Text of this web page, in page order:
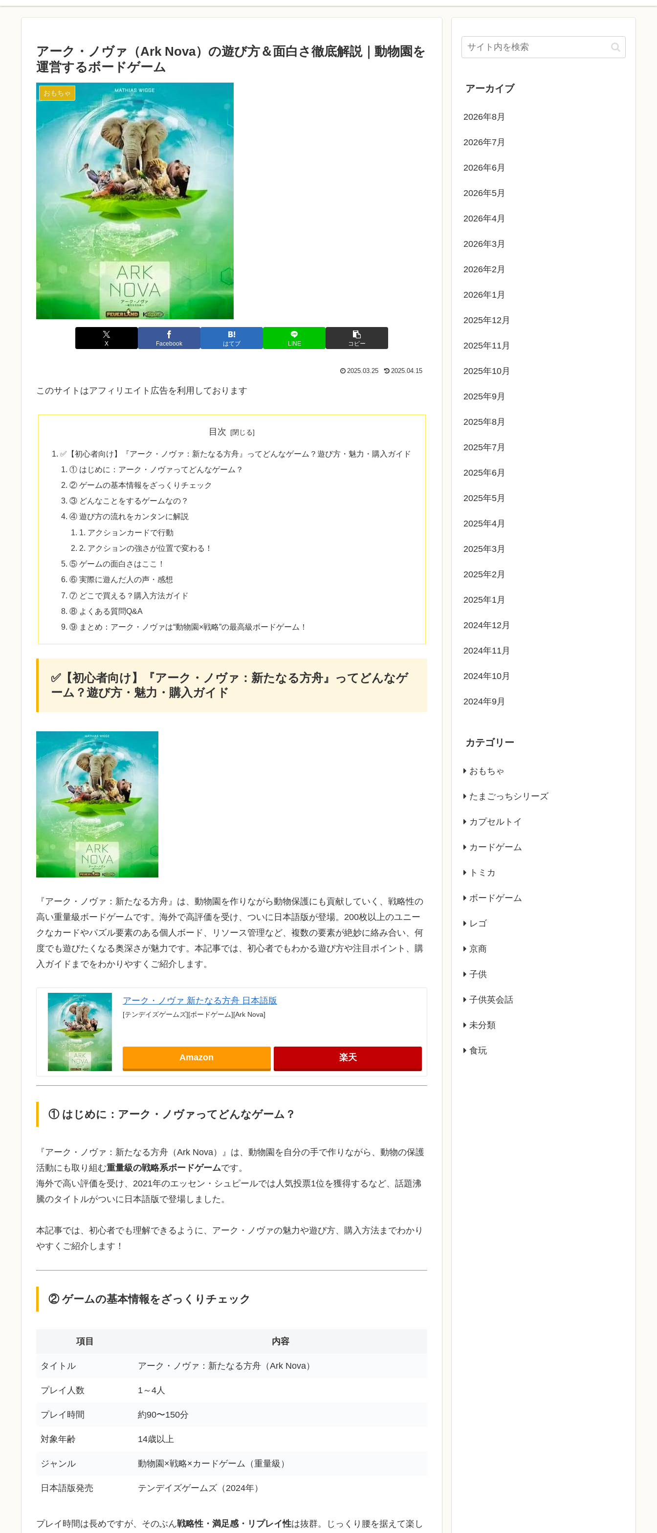
アーク・ノヴァ（Ark Nova）の遊び方＆面白さ徹底解説｜動物園を
運営するボードゲーム
おもちゃ
X Facebook はてブ LINE コピー
2025.03.25 2025.04.15
このサイトはアフィリエイト広告を利用しております
目次
✅【初心者向け】『アーク・ノヴァ：新たなる方舟』ってどんなゲーム？遊び方・魅力・購入ガイド
① はじめに：アーク・ノヴァってどんなゲーム？
② ゲームの基本情報をざっくりチェック
③ どんなことをするゲームなの？
④ 遊び方の流れをカンタンに解説
1. アクションカードで行動
2. アクションの強さが位置で変わる！
⑤ ゲームの面白さはここ！
⑥ 実際に遊んだ人の声・感想
⑦ どこで買える？購入方法ガイド
⑧ よくある質問Q&A
⑨ まとめ：アーク・ノヴァは“動物園×戦略”の最高級ボードゲーム！
✅【初心者向け】『アーク・ノヴァ：新たなる方舟』ってどんなゲ
ーム？遊び方・魅力・購入ガイド
『アーク・ノヴァ：新たなる方舟』は、動物園を作りながら動物保護にも貢献していく、戦略性の
高い重量級ボードゲームです。海外で高評価を受け、ついに日本語版が登場。200枚以上のユニー
クなカードやパズル要素のある個人ボード、リソース管理など、複数の要素が絶妙に絡み合い、何
度でも遊びたくなる奥深さが魅力です。本記事では、初心者でもわかる遊び方や注目ポイント、購
入ガイドまでをわかりやすくご紹介します。
アーク・ノヴァ 新たなる方舟 日本語版
[テンデイズゲームズ][ボードゲーム][Ark Nova]
Amazon 楽天
① はじめに：アーク・ノヴァってどんなゲーム？
『アーク・ノヴァ：新たなる方舟（Ark Nova）』は、動物園を自分の手で作りながら、動物の保護
活動にも取り組む重量級の戦略系ボードゲームです。
海外で高い評価を受け、2021年のエッセン・シュピールでは人気投票1位を獲得するなど、話題沸
騰のタイトルがついに日本語版で登場しました。
本記事では、初心者でも理解できるように、アーク・ノヴァの魅力や遊び方、購入方法までわかり
やすくご紹介します！
② ゲームの基本情報をざっくりチェック
項目 内容
タイトル アーク・ノヴァ：新たなる方舟（Ark Nova）
プレイ人数 1～4人
プレイ時間 約90〜150分
対象年齢 14歳以上
ジャンル 動物園×戦略×カードゲーム（重量級）
日本語版発売 テンデイズゲームズ（2024年）
プレイ時間は長めですが、そのぶん戦略性・満足感・リプレイ性は抜群。じっくり腰を据えて楽し
アーカイブ
2026年8月
2026年7月
2026年6月
2026年5月
2026年4月
2026年3月
2026年2月
2026年1月
2025年12月
2025年11月
2025年10月
2025年9月
2025年8月
2025年7月
2025年6月
2025年5月
2025年4月
2025年3月
2025年2月
2025年1月
2024年12月
2024年11月
2024年10月
2024年9月
カテゴリー
おもちゃ
たまごっちシリーズ
カプセルトイ
カードゲーム
トミカ
ボードゲーム
レゴ
京商
子供
子供英会話
未分類
食玩